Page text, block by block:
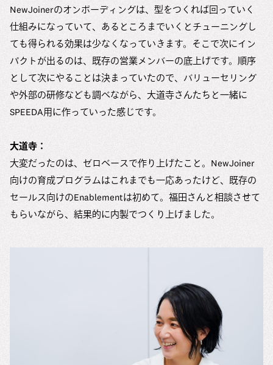
NewJoinerのオンボーディングは、型をつくれば回っていく
仕組みになっていて、あるところまでいくとチューニングし
ても得られる効果は少なくなっていきます。そこで次にイン
パクトが出るのは、既存の営業メンバーの底上げです。順序
として次にやることは決まっていたので、バリューセリング
や外部の研修なども調べながら、大道寺さんたちと一緒に
SPEEDA用に作っていった感じです。
大道寺：
大変だったのは、ゼロベースで作り上げたこと。NewJoiner
向けの育成プログラムはこれまでも一応あったけど、既存の
セールス向けのEnablementは初めて。福田さんと相談させて
もらいながら、結果的に内製でつくり上げました。